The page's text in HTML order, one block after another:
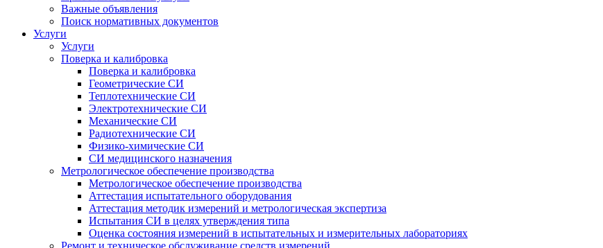
Важные объявления
Поиск нормативных документов
Услуги
Услуги
Поверка и калибровка
Поверка и калибровка
Геометрические СИ
Теплотехнические СИ
Электротехнические СИ
Механические СИ
Радиотехнические СИ
Физико-химические СИ
СИ медицинского назначения
Метрологическое обеспечение производства
Метрологическое обеспечение производства
Аттестация испытательного оборудования
Аттестация методик измерений и метрологическая экспертиза
Испытания СИ в целях утверждения типа
Оценка состояния измерений в испытательных и измерительных лабораториях
Ремонт и техническое обслуживание средств измерений